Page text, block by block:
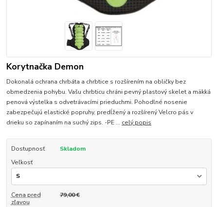
Korytnačka Demon
Dokonalá ochrana chrbáta a chrbtice s rozšírením na obličky bez
obmedzenia pohybu. Vašu chrbticu chráni pevný plastový skelet a mäkká
penová výstelka s odvetrávacími prieduchmi. Pohodlné nosenie
zabezpečujú elastické popruhy, predĺžený a rozšírený Velcro pás v
drieku so zapínaním na suchý zips. -PE ... celý popis
Dostupnosť
Skladom
Veľkosť
Cena pred
zľavou
79,00 €